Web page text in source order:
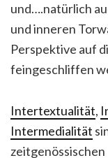
und….natürlich
und inneren
Perspektive auf
feingeschliffen
Intertextualität,
Intermedialität